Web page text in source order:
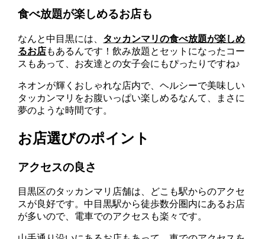
食べ放題が楽しめるお店も
なんと中目黒には、 タッカンマリの食べ放題が楽しめ
るお店もあるんです！飲み放題とセットになったコー
スもあって、お友達との女子会にもぴったりですね♪
ネオンが輝くおしゃれな店内で、ヘルシーで美味しい
タッカンマリをお腹いっぱい楽しめるなんて、まさに
夢のような時間です。
お店選びのポイント
アクセスの良さ
目黒区のタッカンマリ店舗は、どこも駅からのアクセ
スが良好です。中目黒駅から徒歩数分圏内にあるお店
が多いので、電車でのアクセスも楽々です。